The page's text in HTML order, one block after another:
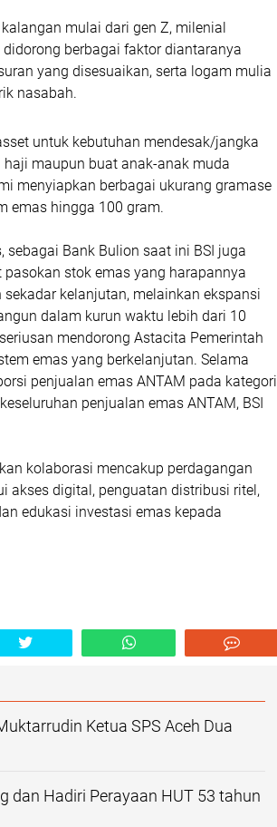
mulai dari gen Z, milenial
berbagai faktor diantaranya
yang disesuaikan, serta logam mulia
nasabah.
untuk kebutuhan mendesak/jangka
maupun buat anak-anak muda
menyiapkan berbagai ukurang gramase
emas hingga 100 gram.
Bank Bulion saat ini BSI juga
stok emas yang harapannya
kelanjutan, melainkan ekspansi
dalam kurun waktu lebih dari 10
mendorong Astacita Pemerintah
emas yang berkelanjutan. Selama
penjualan emas ANTAM pada kategori
penjualan emas ANTAM, BSI
kolaborasi mencakup perdagangan
akses digital, penguatan distribusi ritel,
edukasi investasi emas kepada
Ketua SPS Aceh Dua
dan Hadiri Perayaan HUT 53 tahun